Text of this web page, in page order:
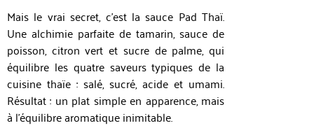
Mais le vrai secret, c’est la sauce Pad Thaï.
Une alchimie parfaite de tamarin, sauce de
poisson, citron vert et sucre de palme, qui
équilibre les quatre saveurs typiques de la
cuisine thaïe : salé, sucré, acide et umami.
Résultat : un plat simple en apparence, mais
à l’équilibre aromatique inimitable.